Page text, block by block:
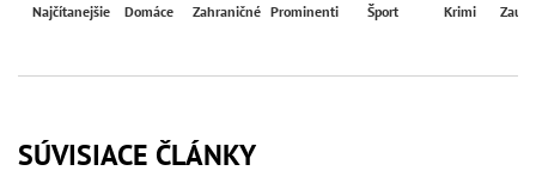
Najčítanejšie Domáce Zahraničné Prominenti Šport Krimi
SÚVISIACE ČLÁNKY